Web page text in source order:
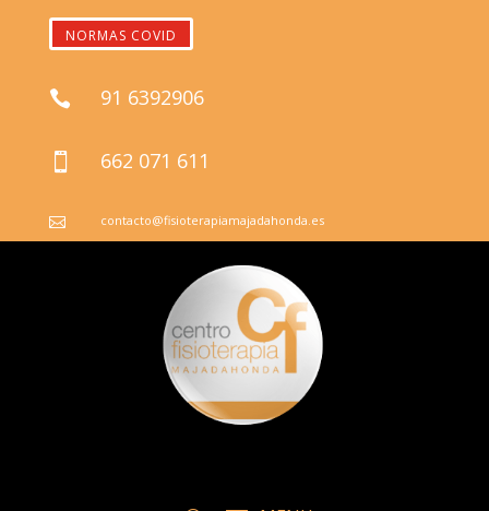
NORMAS COVID
 91 6392906
 662 071 611
 contacto@fisioterapiamajadahonda.es